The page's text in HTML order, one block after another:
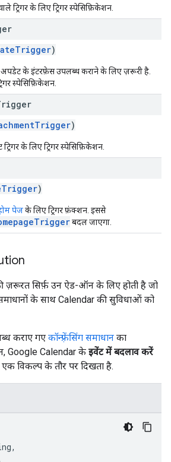
ट्रिगर के लिए ट्रिगर स्पेसिफ़िकेशन.
)
के इंटरफ़ेस उपलब्ध कराने के लिए ज़रूरी है
स्पेसिफ़िकेशन.
)
के लिए ट्रिगर स्पेसिफ़िकेशन.
)
पेजके लिए ट्रिगर फ़ंक्शन. इससे
बदल जाएगा.
सिर्फ़ उन ऐड-ऑन के लिए होती है जो
के साथ Calendar की सुविधाओं को
कराए गए कॉन्फ़्रेंसिंग समाधान का
Google Calendar के इवेंट में बदलाव करें
विकल्प के तौर पर दिखता है.